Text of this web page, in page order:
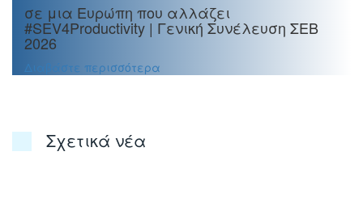
σε μια Ευρώπη που αλλάζει
#SEV4Productivity | Γενική Συνέλευση ΣΕΒ
2026
Διαβάστε περισσότερα
Σχετικά νέα